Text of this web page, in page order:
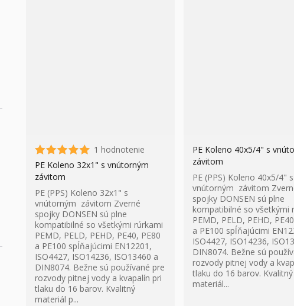
1 hodnotenie
PE Koleno 32x1" s vnútorným
závitom
PE (PPS) Koleno 32x1" s
vnútorným závitom Zverné
spojky DONSEN sú plne
kompatibilné so všetkými rúrkami
PEMD, PELD, PEHD, PE40, PE80
a PE100 spĺňajúcimi EN12201,
ISO4427, ISO14236, ISO13460 a
DIN8074. Bežne sú používané pre
rozvody pitnej vody a kvapalín pri
tlaku do 16 barov. Kvalitný
materiál p...
PE Koleno 40x5/4" s
závitom
PE (PPS) Koleno 40x5/4" s
vnútorným závitom
spojky DONSEN sú plne
kompatibilné so všetkými
PEMD, PELD, PEHD,
a PE100 spĺňajúcimi
ISO4427, ISO14236,
DIN8074. Bežne sú
rozvody pitnej vody a
tlaku do 16 barov. Kvalitný
materiál...